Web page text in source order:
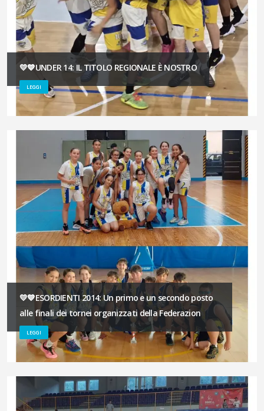
💛💙UNDER 14: IL TITOLO REGIONALE È NOSTRO
LEGGI
💛💙ESORDIENTI 2014: Un primo e un secondo posto
alle finali dei tornei organizzati della Federazion
LEGGI